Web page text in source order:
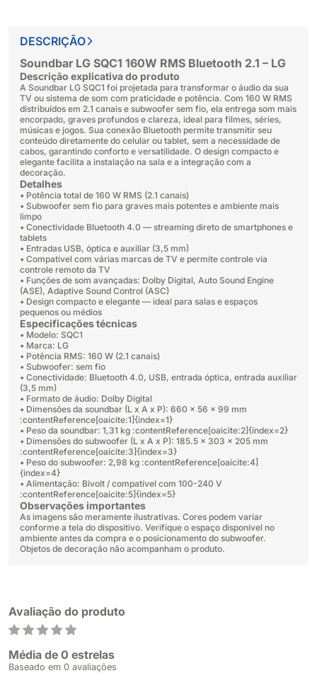
DESCRIÇÃO
Soundbar LG SQC1 160W RMS Bluetooth 2.1 – LG
Descrição explicativa do produto
A Soundbar LG SQC1 foi projetada para transformar o áudio da sua
TV ou sistema de som com praticidade e potência. Com 160 W RMS
distribuídos em 2.1 canais e subwoofer sem fio, ela entrega som mais
encorpado, graves profundos e clareza, ideal para filmes, séries,
músicas e jogos. Sua conexão Bluetooth permite transmitir seu
conteúdo diretamente do celular ou tablet, sem a necessidade de
cabos, garantindo conforto e versatilidade. O design compacto e
elegante facilita a instalação na sala e a integração com a
decoração.
Detalhes
• Potência total de 160 W RMS (2.1 canais)
• Subwoofer sem fio para graves mais potentes e ambiente mais
limpo
• Conectividade Bluetooth 4.0 — streaming direto de smartphones e
tablets
• Entradas USB, óptica e auxiliar (3,5 mm)
• Compatível com várias marcas de TV e permite controle via
controle remoto da TV
• Funções de som avançadas: Dolby Digital, Auto Sound Engine
(ASE), Adaptive Sound Control (ASC)
• Design compacto e elegante — ideal para salas e espaços
pequenos ou médios
Especificações técnicas
• Modelo: SQC1
• Marca: LG
• Potência RMS: 160 W (2.1 canais)
• Subwoofer: sem fio
• Conectividade: Bluetooth 4.0, USB, entrada óptica, entrada auxiliar
(3,5 mm)
• Formato de áudio: Dolby Digital
• Dimensões da soundbar (L x A x P): 660 × 56 × 99 mm
:contentReference[oaicite:1]{index=1}
• Peso da soundbar: 1,31 kg :contentReference[oaicite:2]{index=2}
• Dimensões do subwoofer (L x A x P): 185.5 × 303 × 205 mm
:contentReference[oaicite:3]{index=3}
• Peso do subwoofer: 2,98 kg :contentReference[oaicite:4]
{index=4}
• Alimentação: Bivolt / compatível com 100-240 V
:contentReference[oaicite:5]{index=5}
Observações importantes
As imagens são meramente ilustrativas. Cores podem variar
conforme a tela do dispositivo. Verifique o espaço disponível no
ambiente antes da compra e o posicionamento do subwoofer.
Objetos de decoração não acompanham o produto.
Avaliação do produto
Média de 0 estrelas
Baseado em 0 avaliações